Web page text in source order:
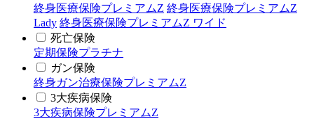
終身医療保険プレミアムZ 終身医療保険プレミアムZ
Lady 終身医療保険プレミアムZ ワイド
死亡保険
定期保険プラチナ
ガン保険
終身ガン治療保険プレミアムZ
3大疾病保険
3大疾病保険プレミアムZ